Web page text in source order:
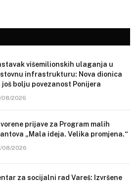
višemilionskih ulaganja u
infrastrukturu: Nova dionica
još bolju povezanost Ponijera
08/2026
prijave za Program malih
„Mala ideja. Velika promjena.“
08/2026
za socijalni rad Vareš: Izvršene